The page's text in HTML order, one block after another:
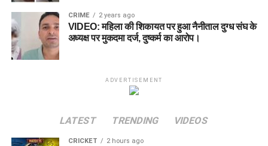
CRIME 2 years ago
VIDEO: महिला की शिकायत पर हुआ नैनीताल दुग्ध संघ के
अध्यक्ष पर मुकदमा दर्ज, दुष्कर्म का आरोप।
ADVERTISEMENT
LATEST TRENDING VIDEOS
CRICKET 2 hours ago